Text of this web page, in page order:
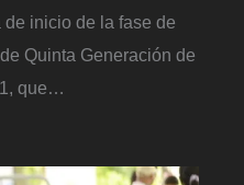
inicio de la fase de
Quinta Generación de
que…